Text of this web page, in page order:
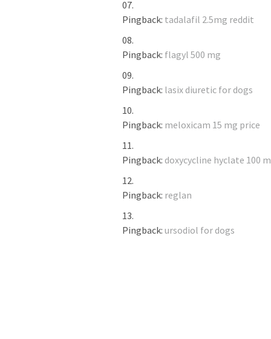
Pingback: tadalafil 2.5mg reddit
Pingback: flagyl 500 mg
Pingback: lasix diuretic for dogs
Pingback: meloxicam 15 mg price
Pingback: doxycycline hyclate 100
Pingback: reglan
Pingback: ursodiol for dogs